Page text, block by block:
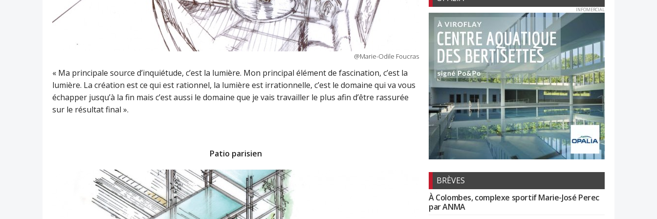
@Marie-Odile Foucras
« Ma principale source d’inquiétude, c’est la lumière. Mon principal élément de fascination, c’est la
lumière. La création est ce qui est rationnel, la lumière est irrationnelle, c’est le domaine qui va vous
échapper jusqu’à la fin mais c’est aussi le domaine que je vais travailler le plus afin d’être rassurée
sur le résultat final ».
Patio parisien
INFOMERCIAL
BRÈVES
À Colombes, complexe sportif Marie-José Perec
par ANMA